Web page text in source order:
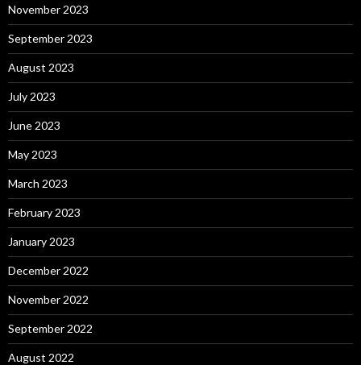
November 2023
September 2023
August 2023
July 2023
June 2023
May 2023
March 2023
February 2023
January 2023
December 2022
November 2022
September 2022
August 2022